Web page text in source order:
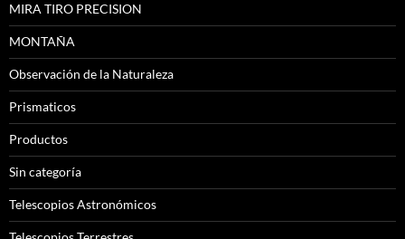
MIRA TIRO PRECISION
MONTAÑA
Observación de la Naturaleza
Prismaticos
Productos
Sin categoría
Telescopios Astronómicos